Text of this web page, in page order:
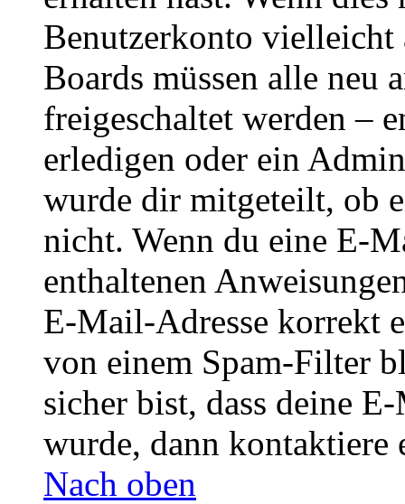
Benutzerkonto
Boards müssen alle neu
freigeschaltet werden –
erledigen oder ein
wurde dir mitgeteilt, ob
nicht. Wenn du eine E-
enthaltenen
E-Mail-Adresse korrekt
von einem Spam-Filter
sicher bist, dass deine
wurde, dann kontaktiere
Nach oben